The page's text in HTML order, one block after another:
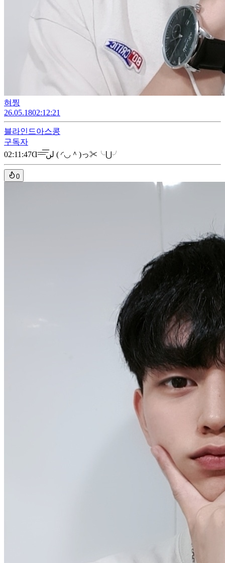
혀찡
26.05.1802:12:21
블라인드아스콩
구독자
02:11:47
Ɑ͞ ̶͞ ̶͞ ̶͞ لں͞ ( ◜◡＾)っ✂╰⋃╯
0